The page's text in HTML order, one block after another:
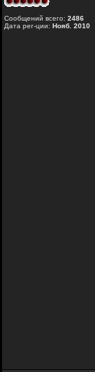
Сообщений всего: 2486
Дата рег-ции: Нояб. 2010